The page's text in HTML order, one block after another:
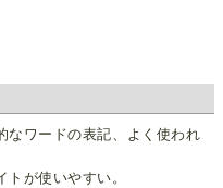
なワードの表記、よく使われ
が使いやすい。